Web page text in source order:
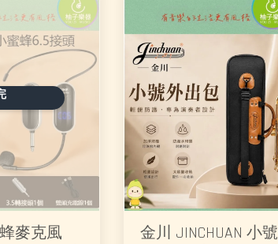
麥克風
金川 JINCHUAN 小號